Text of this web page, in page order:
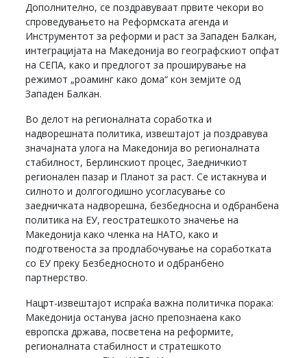
Дополнително, се поздравуваат првите чекори во
спроведувањето на Реформската агенда и
Инструментот за реформи и раст за Западен Балкан,
интеграцијата на Македонија во географскиот опфат
на СЕПА, како и предлогот за проширување на
режимот „роаминг како дома“ кон земјите од
Западен Балкан.
Во делот на регионалната соработка и
надворешната политика, извештајот ја поздравува
значајната улога на Македонија во регионалната
стабилност, Берлинскиот процес, Заедничкиот
регионален пазар и Планот за раст. Се истакнува и
силното и долгогодишно усогласување со
заедничката надворешна, безбедносна и одбранбена
политика на ЕУ, геостратешкото значење на
Македонија како членка на НАТО, како и
подготвеноста за продлабочување на соработката
со ЕУ преку Безбедносното и одбранбено
партнерство.
Нацрт-извештајот испраќа важна политичка порака:
Македонија останува јасно препознаена како
европска држава, посветена на реформите,
регионалната стабилност и стратешкото